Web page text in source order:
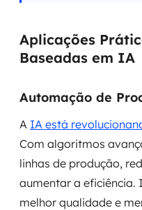
Aplicações
Baseadas em IA
Automação de
A IA está
Com algoritmos
linhas de produção,
aumentar a eficiência.
melhor qualidade e